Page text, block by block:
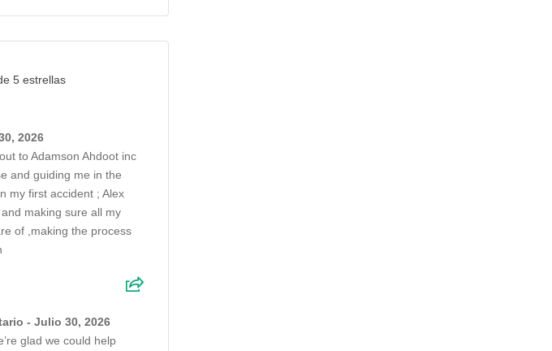
5 estrellas
2026
to Adamson Ahdoot inc
and guiding me in the
my first accident ; Alex
making sure all my
of ,making the process
- Julio 30, 2026
glad we could help